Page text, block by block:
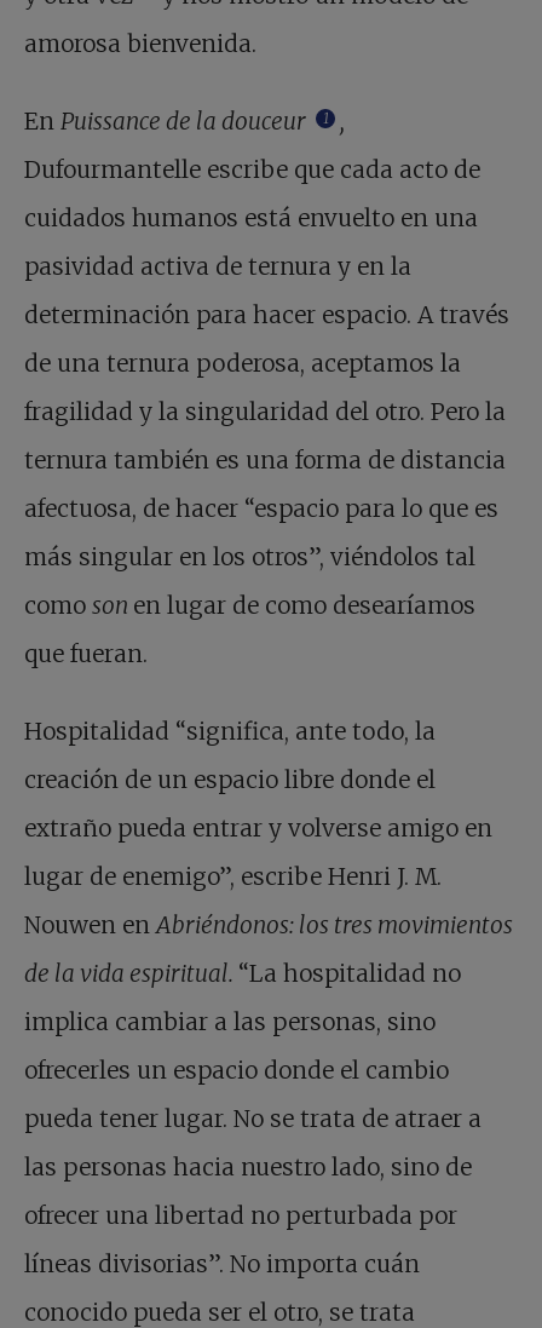
amorosa bienvenida.
En Puissance de la douceur 1
,
Dufourmantelle escribe que cada acto de
cuidados humanos está envuelto en una
pasividad activa de ternura y en la
determinación para hacer espacio. A través
de una ternura poderosa, aceptamos la
fragilidad y la singularidad del otro. Pero la
ternura también es una forma de distancia
afectuosa, de hacer “espacio para lo que es
más singular en los otros”, viéndolos tal
como son en lugar de como desearíamos
que fueran.
Hospitalidad “significa, ante todo, la
creación de un espacio libre donde el
extraño pueda entrar y volverse amigo en
lugar de enemigo”, escribe Henri J. M.
Nouwen en Abriéndonos: los tres movimientos
de la vida espiritual. “La hospitalidad no
implica cambiar a las personas, sino
ofrecerles un espacio donde el cambio
pueda tener lugar. No se trata de atraer a
las personas hacia nuestro lado, sino de
ofrecer una libertad no perturbada por
líneas divisorias”. No importa cuán
conocido pueda ser el otro, se trata